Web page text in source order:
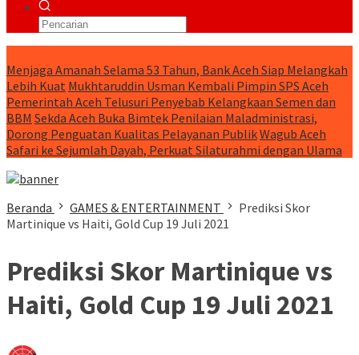
Menjaga Amanah Selama 53 Tahun, Bank Aceh Siap Melangkah
Lebih Kuat Mukhtaruddin Usman Kembali Pimpin SPS Aceh
Pemerintah Aceh Telusuri Penyebab Kelangkaan Semen dan
BBM Sekda Aceh Buka Bimtek Penilaian Maladministrasi,
Dorong Penguatan Kualitas Pelayanan PublikWagub Aceh
Safari ke Sejumlah Dayah, Perkuat Silaturahmi dengan Ulama
Beranda GAMES & ENTERTAINMENT
Prediksi Skor
Martinique vs Haiti, Gold Cup 19 Juli 2021
Prediksi Skor Martinique vs
Haiti, Gold Cup 19 Juli 2021